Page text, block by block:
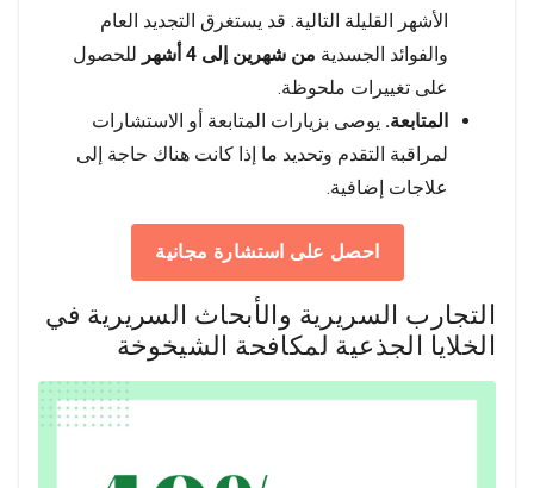
الأشهر القليلة التالية. قد يستغرق التجديد العام
والفوائد الجسدية من شهرين إلى 4 أشهر
للحصول
على تغييرات ملحوظة.
المتابعة. يوصى بزيارات المتابعة أو الاستشارات
لمراقبة التقدم وتحديد ما إذا كانت هناك حاجة إلى
علاجات إضافية.
احصل على استشارة مجانية
التجارب السريرية والأبحاث السريرية في
الخلايا الجذعية لمكافحة الشيخوخة